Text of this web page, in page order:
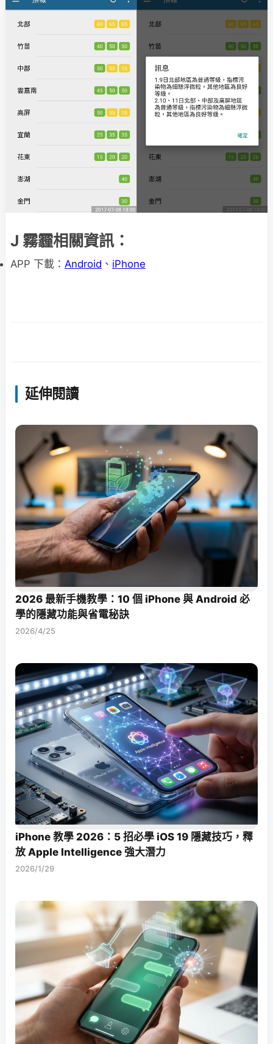
J 霧霾相關資訊：
APP 下載： Android 、 iPhone
延伸閱讀
2026 最新手機教學：10 個 iPhone 與 Android 必
學的隱藏功能與省電秘訣
2026/4/25
iPhone 教學 2026：5 招必學 iOS 19 隱藏技巧，釋
放 Apple Intelligence 強大潛力
2026/1/29